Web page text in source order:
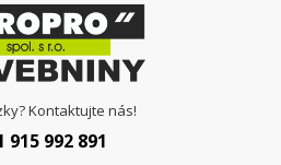
Kontaktujte nás!
915 992 891